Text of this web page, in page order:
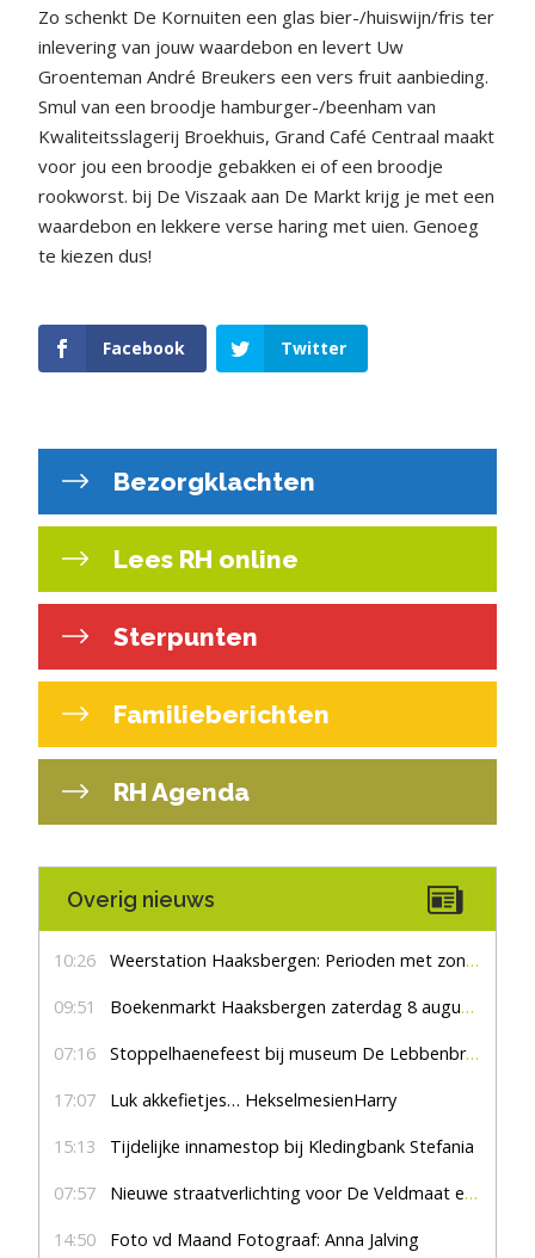
Zo schenkt De Kornuiten een glas bier-/huiswijn/fris ter
inlevering van jouw waardebon en levert Uw
Groenteman André Breukers een vers fruit aanbieding.
Smul van een broodje hamburger-/beenham van
Kwaliteitsslagerij Broekhuis, Grand Café Centraal maakt
voor jou een broodje gebakken ei of een broodje
rookworst. bij De Viszaak aan De Markt krijg je met een
waardebon en lekkere verse haring met uien. Genoeg
te kiezen dus!
Facebook Twitter
Bezorgklachten
Lees RH online
Sterpunten
Familieberichten
RH Agenda
Overig nieuws
10:26 Weerstation Haaksbergen: Perioden met zon en droog
09:51 Boekenmarkt Haaksbergen zaterdag 8 augustus, marktplein Haaksbergen
07:16 Stoppelhaenefeest bij museum De Lebbenbrugge
17:07 Luk akkefietjes… HekselmesienHarry
15:13 Tijdelijke innamestop bij Kledingbank Stefania
07:57 Nieuwe straatverlichting voor De Veldmaat en De Pas
14:50 Foto vd Maand Fotograaf: Anna Jalving